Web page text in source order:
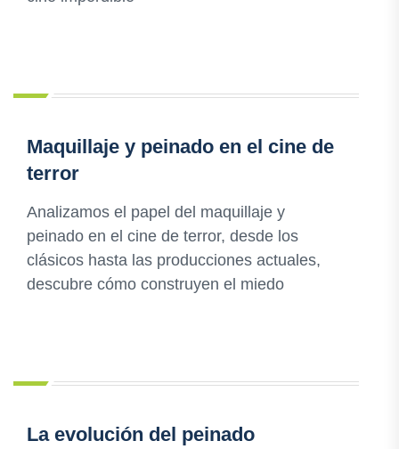
Maquillaje y peinado en el cine de
terror
Analizamos el papel del maquillaje y
peinado en el cine de terror, desde los
clásicos hasta las producciones actuales,
descubre cómo construyen el miedo
La evolución del peinado